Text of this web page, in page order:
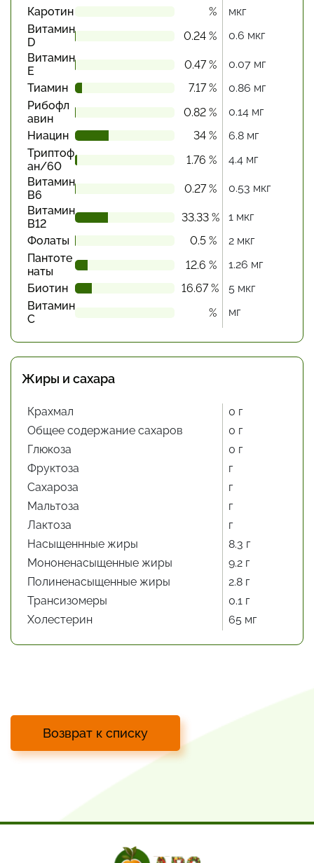
Каротин
%
мкг
Витамин
D
0.24 %
0.6 мкг
Витамин
Е
0.47 %
0.07 мг
Тиамин
7.17 %
0.86 мг
Рибофл
авин
0.82 %
0.14 мг
Ниацин
34 %
6.8 мг
Триптоф
ан/60
1.76 %
4.4 мг
Витамин
В6
0.27 %
0.53 мкг
Витамин
В12
33.33 %
1 мкг
Фолаты
0.5 %
2 мкг
Пантоте
наты
12.6 %
1.26 мг
Биотин
16.67 %
5 мкг
Витамин
С
% мг
Жиры и сахара
Крахмал
0 г
Общее содержание сахаров
0 г
Глюкоза
0 г
Фруктоза
г
Сахароза
г
Мальтоза
г
Лактоза
г
Насыщеннные жиры
8.3 г
Мононенасыщенные жиры
9.2 г
Полиненасыщенные жиры
2.8 г
Трансизомеры
0.1 г
Холестерин
65 мг
Возврат к списку